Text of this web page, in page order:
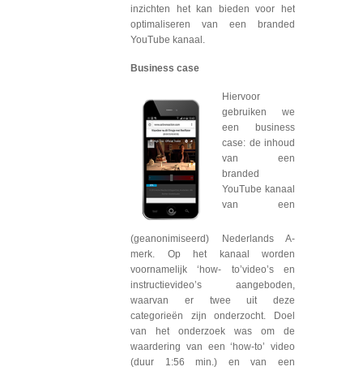
inzichten het kan bieden voor het
optimaliseren van een branded
YouTube kanaal.
Business case
Hiervoor
gebruiken we
een business
case: de inhoud
van een
branded
YouTube kanaal
van een
(geanonimiseerd) Nederlands A-
merk. Op het kanaal worden
voornamelijk ‘how- to’video’s en
instructievideo’s aangeboden,
waarvan er twee uit deze
categorieën zijn onderzocht. Doel
van het onderzoek was om de
waardering van een ‘how-to’ video
(duur 1:56 min.) en van een